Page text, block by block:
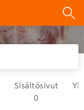
Sisältösivut
0